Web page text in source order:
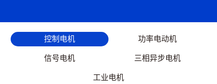
控制电机 功率电动机
信号电机 三相异步电机
工业电机